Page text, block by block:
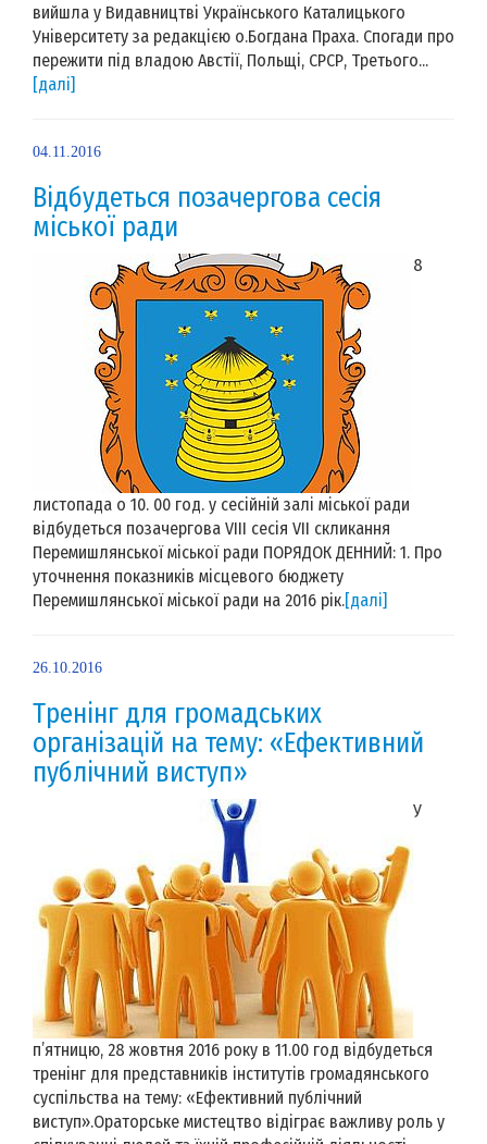
вийшла у Видавництві Українського Каталицького
Університету за редакцією о.Богдана Праха. Спогади про
пережити під владою Австії, Польщі, СРСР, Третього...
[далі]
04.11.2016
Відбудеться позачергова сесія
міської ради
8
листопада о 10. 00 год. у сесійній залі міської ради
відбудеться позачергова VIII сесія VII скликання
Перемишлянської міської ради ПОРЯДОК ДЕННИЙ: 1. Про
уточнення показників місцевого бюджету
Перемишлянської міської ради на 2016 рік.[далі]
26.10.2016
Тренінг для громадських
організацій на тему: «Ефективний
публічний виступ»
У
п’ятницю, 28 жовтня 2016 року в 11.00 год відбудеться
тренінг для представників інститутів громадянського
суспільства на тему: «Ефективний публічний
виступ».Ораторське мистецтво відіграє важливу роль у